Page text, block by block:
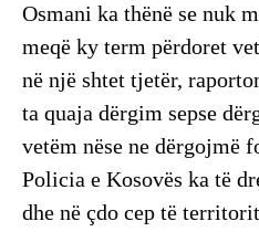
Osmani ka thënë se nuk
meqë ky term përdoret
në një shtet tjetër,
ta quaja dërgim sepse
vetëm nëse ne dërgojmë
Policia e Kosovës ka të
dhe në çdo cep të